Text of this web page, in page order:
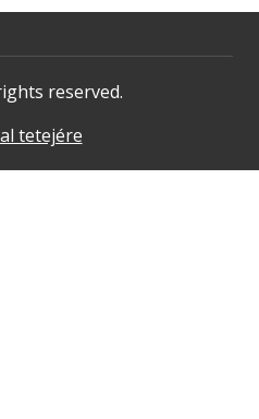
reserved.
tetejére